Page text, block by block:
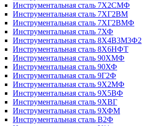
Инструментальная сталь 7Х2СМФ
Инструментальная сталь 7ХГ2ВМ
Инструментальная сталь 7ХГ2ВМФ
Инструментальная сталь 7ХФ
Инструментальная сталь 8Х4В3М3Ф2
Инструментальная сталь 8Х6НФТ
Инструментальная сталь 90ХМФ
Инструментальная сталь 90ХФ
Инструментальная сталь 9Г2Ф
Инструментальная сталь 9Х2МФ
Инструментальная сталь 9Х5ВФ
Инструментальная сталь 9ХВГ
Инструментальная сталь 9ХФМ
Инструментальная сталь В2Ф